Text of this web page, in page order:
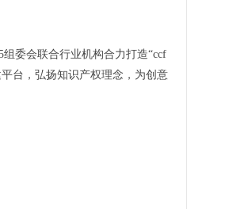
委会联合行业机构合力打造“ccf
台，弘扬知识产权理念，为创意